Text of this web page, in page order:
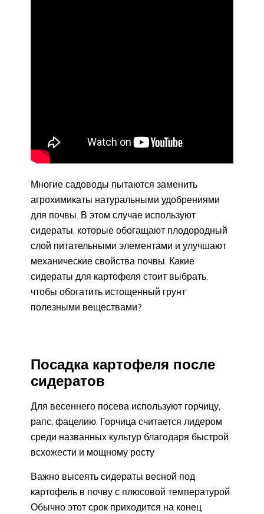
Многие садоводы пытаются заменить
агрохимикаты натуральными удобрениями
для почвы. В этом случае используют
сидераты, которые обогащают плодородный
слой питательными элементами и улучшают
механические свойства почвы. Какие
сидераты для картофеля стоит выбрать,
чтобы обогатить истощенный грунт
полезными веществами?
Посадка картофеля после
сидератов
Для весеннего посева используют горчицу,
рапс, фацелию. Горчица считается лидером
среди названных культур благодаря быстрой
всхожести и мощному росту
Важно высеять сидераты весной под
картофель в почву с плюсовой температурой.
Обычно этот срок приходится на конец